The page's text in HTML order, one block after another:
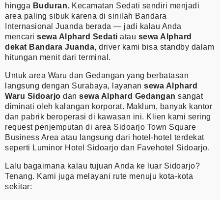
hingga Buduran. Kecamatan Sedati sendiri menjadi
area paling sibuk karena di sinilah Bandara
Internasional Juanda berada — jadi kalau Anda
mencari sewa Alphard Sedati atau sewa Alphard
dekat Bandara Juanda, driver kami bisa standby dalam
hitungan menit dari terminal.
Untuk area Waru dan Gedangan yang berbatasan
langsung dengan Surabaya, layanan sewa Alphard
Waru Sidoarjo dan sewa Alphard Gedangan sangat
diminati oleh kalangan korporat. Maklum, banyak kantor
dan pabrik beroperasi di kawasan ini. Klien kami sering
request penjemputan di area Sidoarjo Town Square
Business Area atau langsung dari hotel-hotel terdekat
seperti Luminor Hotel Sidoarjo dan Favehotel Sidoarjo.
Lalu bagaimana kalau tujuan Anda ke luar Sidoarjo?
Tenang. Kami juga melayani rute menuju kota-kota
sekitar: